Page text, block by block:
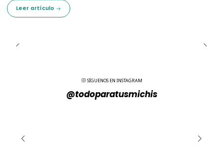
Leer artículo
SÍGUENOS EN INSTAGRAM
@todoparatusmichis